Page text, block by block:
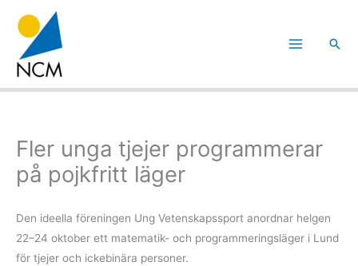
innehåll
Sök
Fler unga tjejer programmerar
på pojkfritt läger
Den ideella föreningen Ung Vetenskapssport anordnar helgen
22–24 oktober ett matematik- och programmeringsläger i Lund
för tjejer och ickebinära personer.